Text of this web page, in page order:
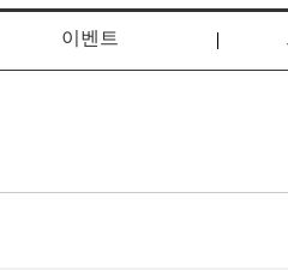
이벤트